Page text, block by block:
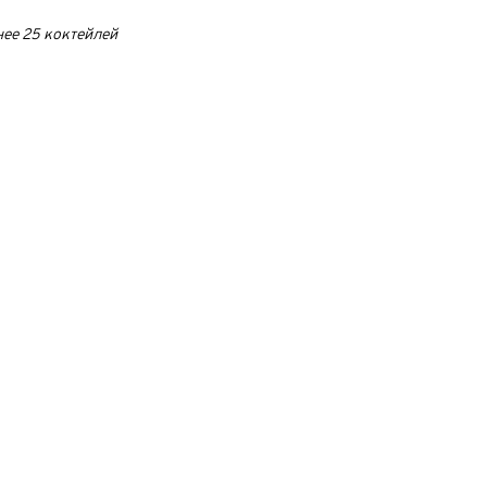
25 коктейлей